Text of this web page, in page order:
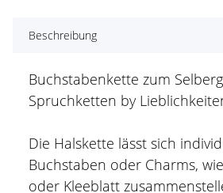
Beschreibung
Buchstabenkette zum
Spruchketten by
Die Halskette lässt sich
Buchstaben oder Charms,
oder Kleeblatt